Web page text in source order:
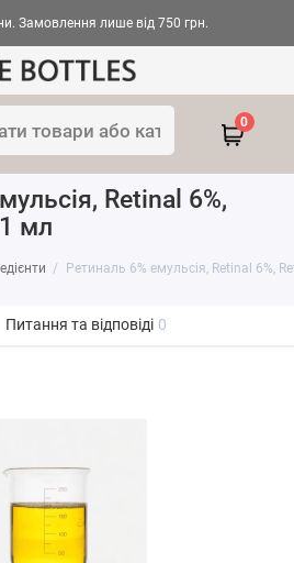
Замовлення лише від 750 грн.
0
Retinal 6%,
мл
Ретиналь 6% емульсія, Retinal 6%,
Питання та відповіді 0